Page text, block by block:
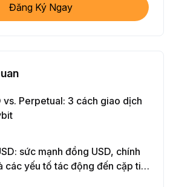
Đăng Ký Ngay
vs. Perpetual: 3 cách giao dịch
sức mạnh đồng USD, chính
các yếu tố tác động đến cặp tiền